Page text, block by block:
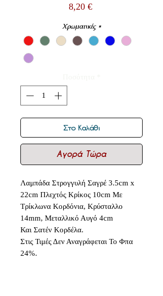
8,20 €Τιμή
Χρωματικές *
Στο Καλάθι
Αγορά Τώρα
Λαμπάδα Στρογγυλή Σαγρέ 3.5cm x
22cm Πλεχτός Κρίκος 10cm Με
Τρίκλωνα Κορδόνια, Κρύσταλλο
14mm, Μεταλλικό Αυγό 4cm
Και Σατέν Κορδέλα.
Στις Τιμές Δεν Αναγράφεται Το Φπα
24%.